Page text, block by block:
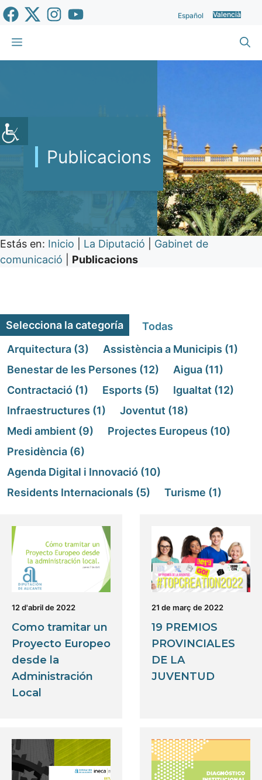
Vés
al
contingut
Español Valencià
Menu
Publicacions
Estás en: Inicio La Diputació
Gabinet de
comunicació
Publicacions
Selecciona la categoría
Todas
Arquitectura (3) Assistència a Municipis (1)
Benestar de les Persones (12) Aigua (11)
Contractació (1) Esports (5) Igualtat (12)
Infraestructures (1) Joventut (18)
Medi ambient (9) Projectes Europeus (10)
Presidència (6)
Agenda Digital i Innovació (10)
Residents Internacionals (5) Turisme (1)
12 d'abril de 2022
Como tramitar un
Proyecto Europeo
desde la
Administración
Local
21 de març de 2022
19 PREMIOS
PROVINCIALES
DE LA
JUVENTUD